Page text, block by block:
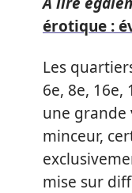
érotique :
Les
6e, 8e,
une grande
minceur,
mise sur